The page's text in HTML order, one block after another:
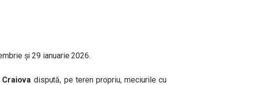
și 29 ianuarie 2026.
dispută, pe teren propriu, meciurile cu